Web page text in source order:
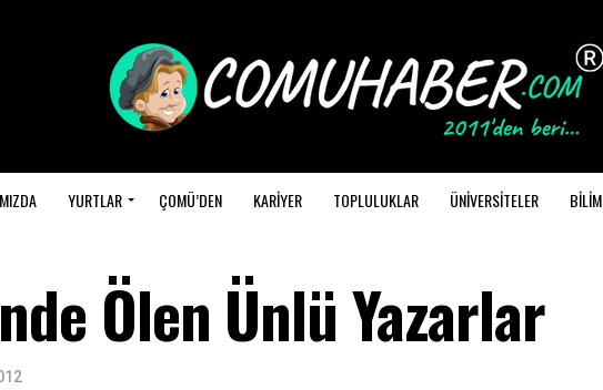
YURTLAR ÇOMÜ’DEN KARİYER TOPLULUKLAR ÜNİVERSİTELER BİLİM
Ölen Ünlü Yazarlar